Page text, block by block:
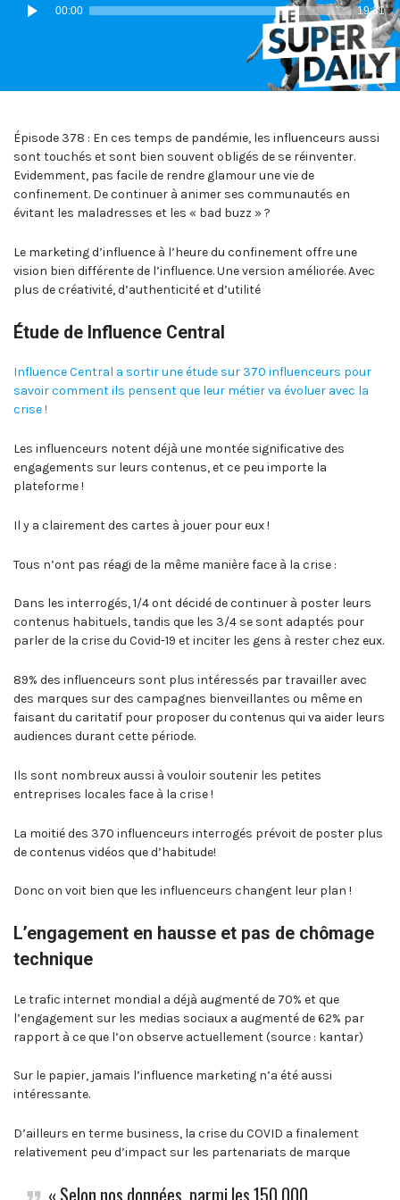
audio
00:00 19:31
Épisode 378 : En ces temps de pandémie, les influenceurs aussi
sont touchés et sont bien souvent obligés de se réinventer.
Evidemment, pas facile de rendre glamour une vie de
confinement. De continuer à animer ses communautés en
évitant les maladresses et les « bad buzz » ?
Le marketing d’influence à l’heure du confinement offre une
vision bien différente de l’influence. Une version améliorée. Avec
plus de créativité, d’authenticité et d’utilité
Étude de Influence Central
Influence Central a sortir une étude sur 370 influenceurs pour
savoir comment ils pensent que leur métier va évoluer avec la
crise !
Les influenceurs notent déjà une montée significative des
engagements sur leurs contenus, et ce peu importe la
plateforme !
Il y a clairement des cartes à jouer pour eux !
Tous n’ont pas réagi de la même manière face à la crise :
Dans les interrogés, 1/4 ont décidé de continuer à poster leurs
contenus habituels, tandis que les 3/4 se sont adaptés pour
parler de la crise du Covid-19 et inciter les gens à rester chez eux.
89% des influenceurs sont plus intéressés par travailler avec
des marques sur des campagnes bienveillantes ou même en
faisant du caritatif pour proposer du contenus qui va aider leurs
audiences durant cette période.
Ils sont nombreux aussi à vouloir soutenir les petites
entreprises locales face à la crise !
La moitié des 370 influenceurs interrogés prévoit de poster plus
de contenus vidéos que d’habitude!
Donc on voit bien que les influenceurs changent leur plan !
L’engagement en hausse et pas de chômage
technique
Le trafic internet mondial a déjà augmenté de 70% et que
l’engagement sur les medias sociaux a augmenté de 62% par
rapport à ce que l’on observe actuellement (source : kantar)
Sur le papier, jamais l’influence marketing n’a été aussi
intéressante.
D’ailleurs en terme business, la crise du COVID a finalement
relativement peu d’impact sur les partenariats de marque